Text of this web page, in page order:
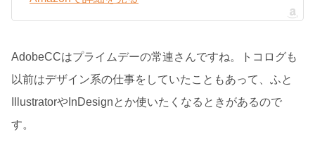
AdobeCCはプライムデーの常連さんですね。トコログも
以前はデザイン系の仕事をしていたこともあって、ふと
IllustratorやInDesignとか使いたくなるときがあるので
す。